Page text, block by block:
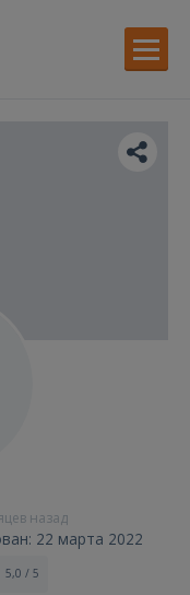
назад
22 марта 2022
5,0 / 5